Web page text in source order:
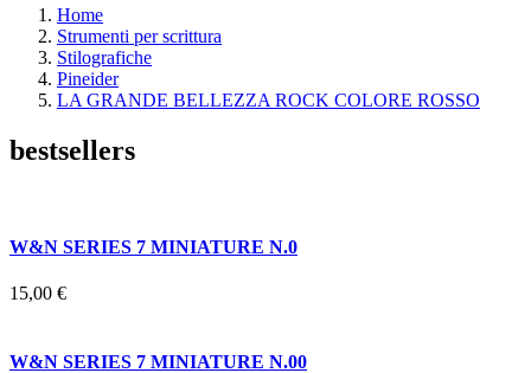
Home
Strumenti per scrittura
Stilografiche
Pineider
LA GRANDE BELLEZZA ROCK COLORE ROSSO
bestsellers
W&N SERIES 7 MINIATURE N.0
15,00 €
W&N SERIES 7 MINIATURE N.00